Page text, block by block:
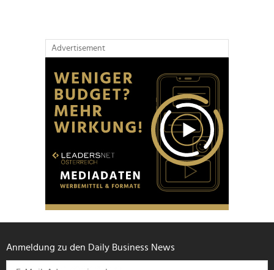
Advertisement
Anmeldung zu den Daily Business News